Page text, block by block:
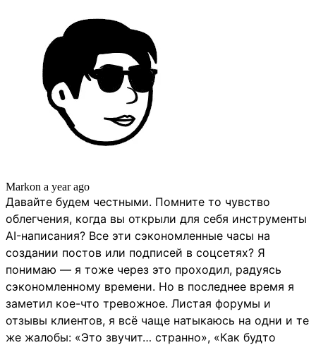
Markon a year ago
Давайте будем честными. Помните то чувство
облегчения, когда вы открыли для себя инструменты
AI-написания? Все эти сэкономленные часы на
создании постов или подписей в соцсетях? Я
понимаю — я тоже через это проходил, радуясь
сэкономленному времени. Но в последнее время я
заметил кое-что тревожное. Листая форумы и
отзывы клиентов, я всё чаще натыкаюсь на одни и те
же жалобы: «Это звучит… странно», «Как будто